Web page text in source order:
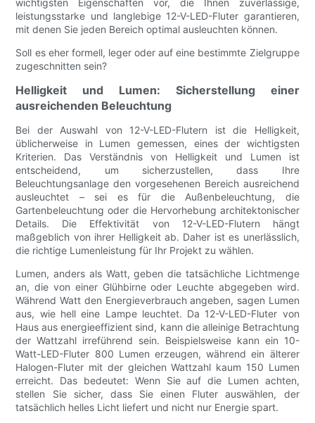
leistungsstarke und langlebige 12-V-LED-Fluter garantieren,
mit denen Sie jeden Bereich optimal ausleuchten können.
Soll es eher formell, leger oder auf eine bestimmte Zielgruppe
zugeschnitten sein?
Helligkeit und Lumen: Sicherstellung einer
ausreichenden Beleuchtung
Bei der Auswahl von 12-V-LED-Flutern ist die Helligkeit,
üblicherweise in Lumen gemessen, eines der wichtigsten
Kriterien. Das Verständnis von Helligkeit und Lumen ist
entscheidend, um sicherzustellen, dass Ihre
Beleuchtungsanlage den vorgesehenen Bereich ausreichend
ausleuchtet – sei es für die Außenbeleuchtung, die
Gartenbeleuchtung oder die Hervorhebung architektonischer
Details. Die Effektivität von 12-V-LED-Flutern hängt
maßgeblich von ihrer Helligkeit ab. Daher ist es unerlässlich,
die richtige Lumenleistung für Ihr Projekt zu wählen.
Lumen, anders als Watt, geben die tatsächliche Lichtmenge
an, die von einer Glühbirne oder Leuchte abgegeben wird.
Während Watt den Energieverbrauch angeben, sagen Lumen
aus, wie hell eine Lampe leuchtet. Da 12-V-LED-Fluter von
Haus aus energieeffizient sind, kann die alleinige Betrachtung
der Wattzahl irreführend sein. Beispielsweise kann ein 10-
Watt-LED-Fluter 800 Lumen erzeugen, während ein älterer
Halogen-Fluter mit der gleichen Wattzahl kaum 150 Lumen
erreicht. Das bedeutet: Wenn Sie auf die Lumen achten,
stellen Sie sicher, dass Sie einen Fluter auswählen, der
tatsächlich helles Licht liefert und nicht nur Energie spart.